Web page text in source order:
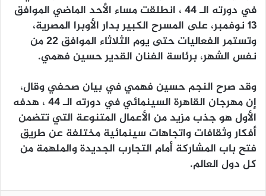
في دورته الـ 44 ، انطلقت مساء الأحد الماضي الموافق
13 نوفمبر، على المسرح الكبير بدار الأوبرا المصرية،
وتستمر الفعاليات حتى يوم الثلاثاء الموافق 22 من
نفس الشهر، برئاسة الفنان القدير حسين فهمي.
وقد صرح النجم حسين فهمي في بيان صحفي وقال،
إن مهرجان القاهرة السينمائي في دورته الـ 44 ، هدفه
الأول هو جذب مزيد من الأعمال المتنوعة التي تتضمن
أفكار وثقافات واتجاهات سينمائية مختلفة عن طريق
فتح باب المشاركة أمام التجارب الجديدة والملهمة من
كل دول العالم.